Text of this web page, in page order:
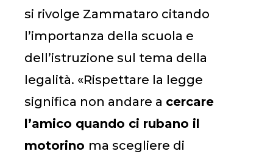
si rivolge Zammataro citando
l’importanza della scuola e
dell’istruzione sul tema della
legalità. «Rispettare la legge
significa non andare a cercare
l’amico quando ci rubano il
motorino ma scegliere di